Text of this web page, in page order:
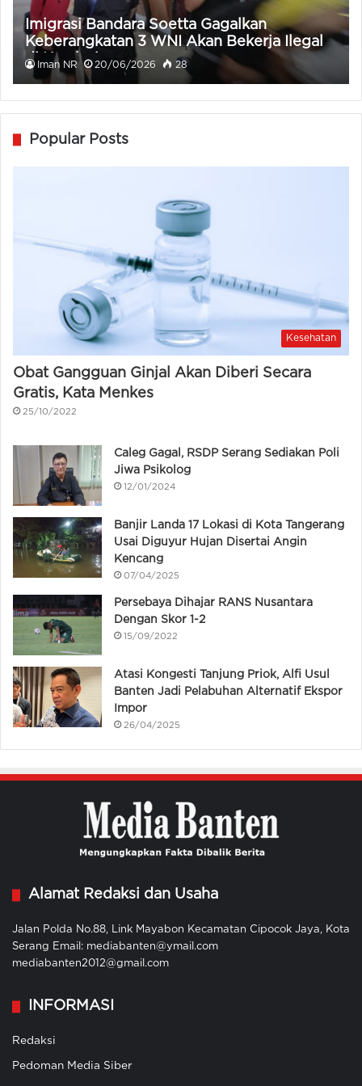
Imigrasi Bandara Soetta Gagalkan
Keberangkatan 3 WNI Akan Bekerja Ilegal
di Kamboja
Iman NR 20/06/2026 28
Popular Posts
Kesehatan
Obat Gangguan Ginjal Akan Diberi Secara
Gratis, Kata Menkes
25/10/2022
Caleg Gagal, RSDP Serang Sediakan Poli
Jiwa Psikolog
12/01/2024
Banjir Landa 17 Lokasi di Kota Tangerang
Usai Diguyur Hujan Disertai Angin
Kencang
07/04/2025
Persebaya Dihajar RANS Nusantara
Dengan Skor 1-2
15/09/2022
Atasi Kongesti Tanjung Priok, Alfi Usul
Banten Jadi Pelabuhan Alternatif Ekspor
Impor
26/04/2025
Alamat Redaksi dan Usaha
Jalan Polda No.88, Link Mayabon Kecamatan Cipocok Jaya, Kota
Serang Email: mediabanten@ymail.com
mediabanten2012@gmail.com
INFORMASI
Redaksi
Pedoman Media Siber